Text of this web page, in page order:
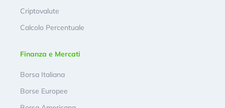
Criptovalute
Calcolo Percentuale
Finanza e Mercati
Borsa Italiana
Borse Europee